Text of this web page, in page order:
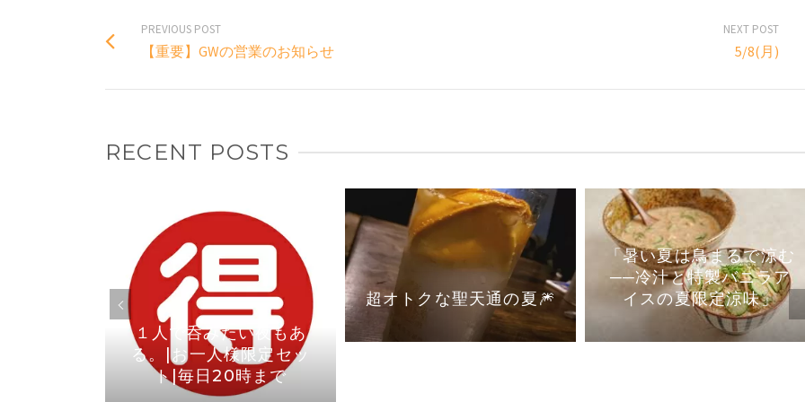
PREVIOUS POST
【重要】GWの営業のお知らせ
NEXT POST
5/8(月)
RECENT POSTS
１人で呑みたい夜もあ
る。|お一人様限定セッ
ト|毎日20時まで
超オトクな聖天通の夏🎆
「暑い夏は鳥まるで涼む
──冷汁と特製バニラア
イスの夏限定涼味」